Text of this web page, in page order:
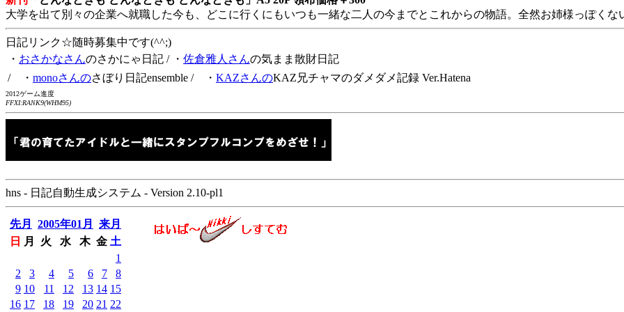
大学を出て別々の企業へ就職した今も、どこに行くにもいつも一緒な二人の今までとこれからの物語。全然お姉様っぽくな
日記リンク☆随時募集中です(^^;)
・ おさかなさんのさかにゃ日記 / ・ 佐倉雅人さんの気まま散財日記
/ ・ monoさんのさぼり日記ensemble / ・ KAZさんのKAZ兄チャマのダメダメ記録 Ver.Hatena
2012ゲーム進度
FFXI:RANK9(WHM95)
hns - 日記自動生成システム - Version 2.10-pl1
先月 2005年01月
来月
日
月 火 水 木 金 土
1
2
3 4 5 6 7
8
9 10 11 12 13 14 15
16 17 18 19 20 21 22